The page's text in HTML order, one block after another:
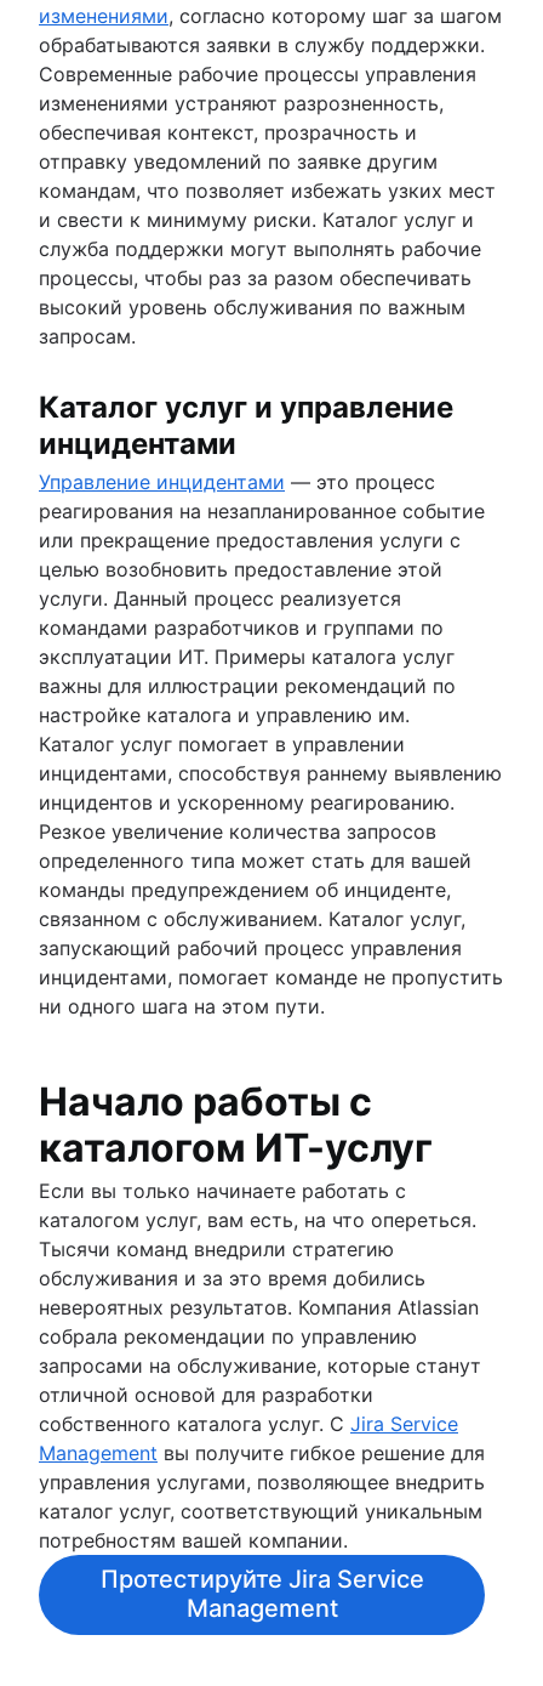
изменениями, согласно которому шаг за шагом
обрабатываются заявки в службу поддержки.
Современные рабочие процессы управления
изменениями устраняют разрозненность,
обеспечивая контекст, прозрачность и
отправку уведомлений по заявке другим
командам, что позволяет избежать узких мест
и свести к минимуму риски. Каталог услуг и
служба поддержки могут выполнять рабочие
процессы, чтобы раз за разом обеспечивать
высокий уровень обслуживания по важным
запросам.
Каталог услуг и управление
инцидентами
Управление инцидентами — это процесс
реагирования на незапланированное событие
или прекращение предоставления услуги с
целью возобновить предоставление этой
услуги. Данный процесс реализуется
командами разработчиков и группами по
эксплуатации ИТ. Примеры каталога услуг
важны для иллюстрации рекомендаций по
настройке каталога и управлению им.
Каталог услуг помогает в управлении
инцидентами, способствуя раннему выявлению
инцидентов и ускоренному реагированию.
Резкое увеличение количества запросов
определенного типа может стать для вашей
команды предупреждением об инциденте,
связанном с обслуживанием. Каталог услуг,
запускающий рабочий процесс управления
инцидентами, помогает команде не пропустить
ни одного шага на этом пути.
Начало работы с
каталогом ИТ-услуг
Если вы только начинаете работать с
каталогом услуг, вам есть, на что опереться.
Тысячи команд внедрили стратегию
обслуживания и за это время добились
невероятных результатов. Компания Atlassian
собрала рекомендации по управлению
запросами на обслуживание, которые станут
отличной основой для разработки
собственного каталога услуг. С Jira Service
Management вы получите гибкое решение для
управления услугами, позволяющее внедрить
каталог услуг, соответствующий уникальным
потребностям вашей компании.
Протестируйте Jira Service
Management